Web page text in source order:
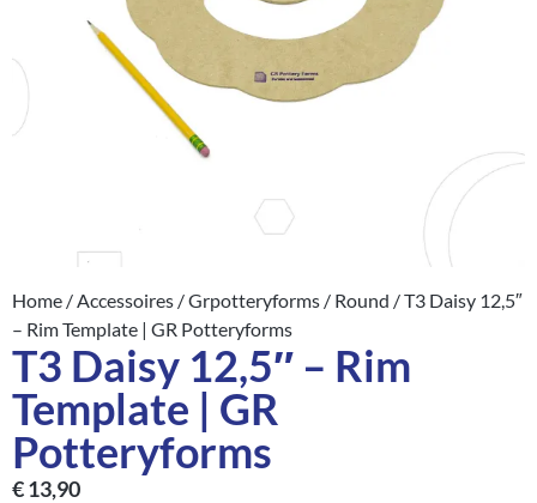
Home /Accessoires /Grpotteryforms / Round / T3 Daisy 12,5″
– Rim Template | GR Potteryforms
T3 Daisy 12,5″ – Rim
Template | GR
Potteryforms
€13,90